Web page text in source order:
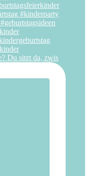
Du sitzt da, zwis